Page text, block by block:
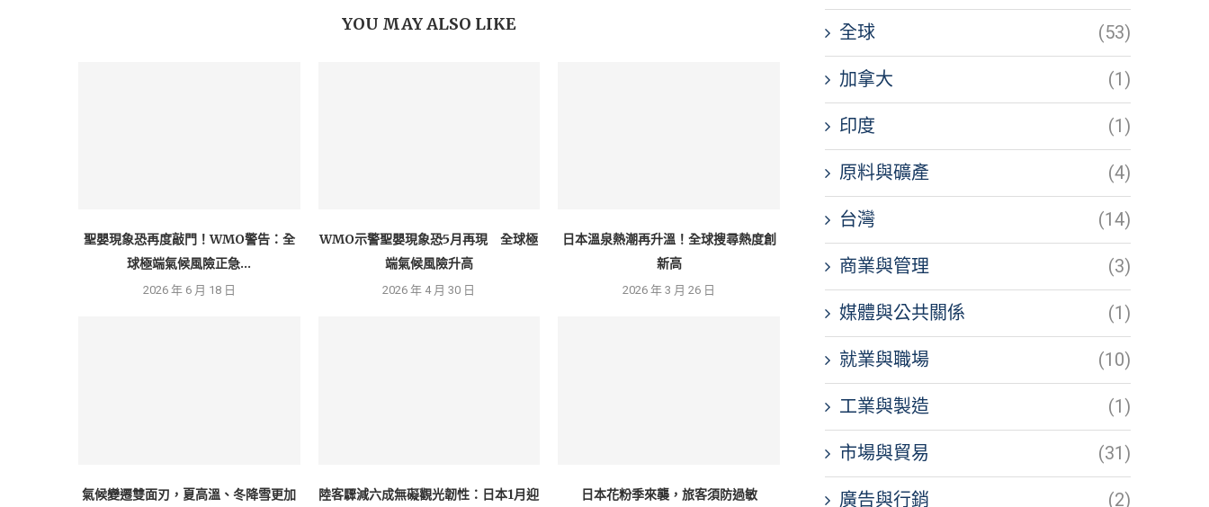
YOU MAY ALSO LIKE
聖嬰現象恐再度敲門！WMO警告：全
球極端氣候風險正急...
2026 年 6 月 18 日
WMO示警聖嬰現象恐5月再現 全球極
端氣候風險升高
2026 年 4 月 30 日
日本溫泉熱潮再升溫！全球搜尋熱度創
新高
2026 年 3 月 26 日
氣候變遷雙面刃，夏高溫、冬降雪更加 陸客驟減六成無礙觀光韌性：日本1月迎 日本花粉季來襲，旅客須防過敏
全球 (53)
加拿大 (1)
印度 (1)
原料與礦產 (4)
台灣 (14)
商業與管理 (3)
媒體與公共關係 (1)
就業與職場 (10)
工業與製造 (1)
市場與貿易 (31)
廣告與行銷 (2)